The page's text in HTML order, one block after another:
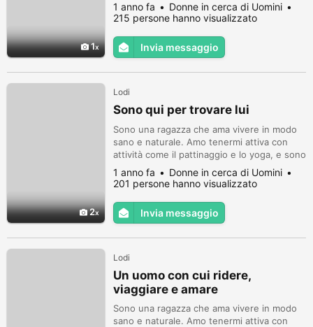
1
1 anno fa
Donne in cerca di Uomini
215 persone hanno visualizzato
Invia messaggio
2
Lodi
Sono qui per trovare lui
Sono una ragazza che ama vivere in modo
sano e naturale. Amo tenermi attiva con
attività come il pattinaggio e lo yoga, e sono
molto affascinata dal mondo olistico.
1 anno fa
Donne in cerca di Uomini
201 persone hanno visualizzato
Invia messaggio
Lodi
Un uomo con cui ridere,
viaggiare e amare
Sono una ragazza che ama vivere in modo
sano e naturale. Amo tenermi attiva con